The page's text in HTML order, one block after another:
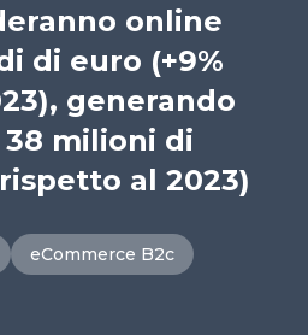
online
di euro (+9%
generando
milioni di
al 2023)
eCommerce B2c